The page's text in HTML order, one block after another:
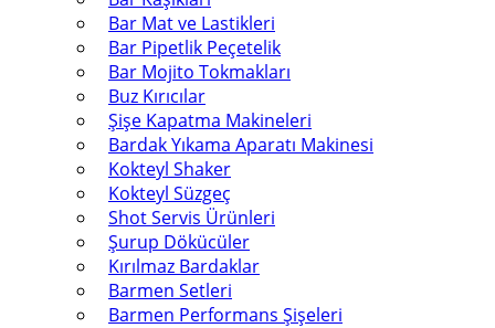
Bar Mat ve Lastikleri
Bar Pipetlik Peçetelik
Bar Mojito Tokmakları
Buz Kırıcılar
Şişe Kapatma Makineleri
Bardak Yıkama Aparatı Makinesi
Kokteyl Shaker
Kokteyl Süzgeç
Shot Servis Ürünleri
Şurup Dökücüler
Kırılmaz Bardaklar
Barmen Setleri
Barmen Performans Şişeleri